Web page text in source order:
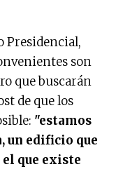
Presidencial,
son
que buscarán
de que los
"estamos
un edificio que
el que existe